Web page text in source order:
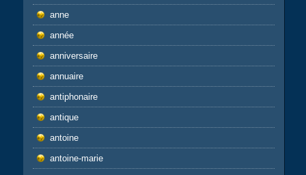
anne
année
anniversaire
annuaire
antiphonaire
antique
antoine
antoine-marie